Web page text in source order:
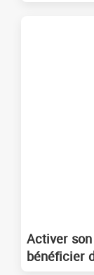
Activer
bénéficier